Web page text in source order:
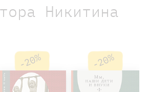
Никитина
-20% -20%